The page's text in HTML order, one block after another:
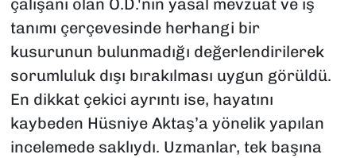
çalışanı olan Ö.D.'nin yasal mevzuat ve iş
tanımı çerçevesinde herhangi bir
kusurunun bulunmadığı değerlendirilerek
sorumluluk dışı bırakılması uygun görüldü.
En dikkat çekici ayrıntı ise, hayatını
kaybeden Hüsniye Aktaş’a yönelik yapılan
incelemede saklıydı. Uzmanlar, tek başına